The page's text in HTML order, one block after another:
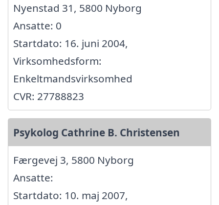
Nyenstad 31, 5800 Nyborg
Ansatte: 0
Startdato: 16. juni 2004,
Virksomhedsform:
Enkeltmandsvirksomhed
CVR: 27788823
Psykolog Cathrine B. Christensen
Færgevej 3, 5800 Nyborg
Ansatte:
Startdato: 10. maj 2007,